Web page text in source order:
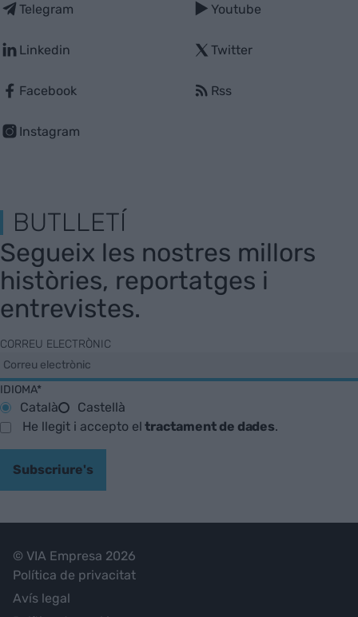
Telegram
Linkedin
Facebook
Instagram
Youtube
Twitter
Rss
BUTLLETÍ
Segueix les nostres millors
històries, reportatges i
entrevistes.
CORREU ELECTRÒNIC
IDIOMA*
Català
Castellà
He llegit i accepto eltractament de dades.
Subscriure's
© VIA Empresa 2026
Política de privacitat
Avís legal